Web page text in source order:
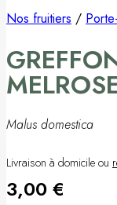
Noisetier
Poirier
Nos fruitiers /
Malus domestica
Livraison à domicile ou
3,00 €